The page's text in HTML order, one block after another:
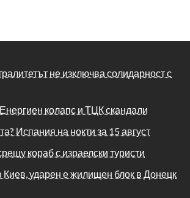
не изключва солидарност с
колапс и ТЦК скандали
Испания на нокти за 15 август
кораб с израелски туристи
Киев, ударен е жилищен блок в Донецк